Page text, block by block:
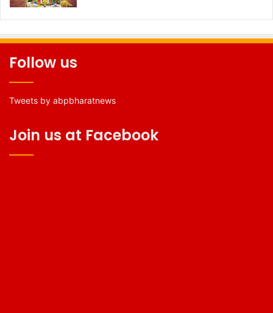
Follow us
Tweets by abpbharatnews
Join us at Facebook